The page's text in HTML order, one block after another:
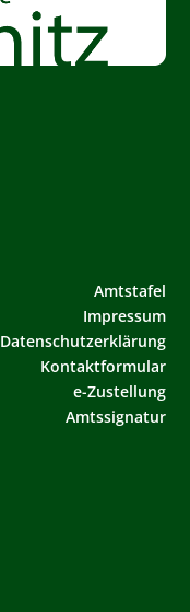
Amtstafel
Impressum
Datenschutzerklärung
Kontaktformular
e-Zustellung
Amtssignatur